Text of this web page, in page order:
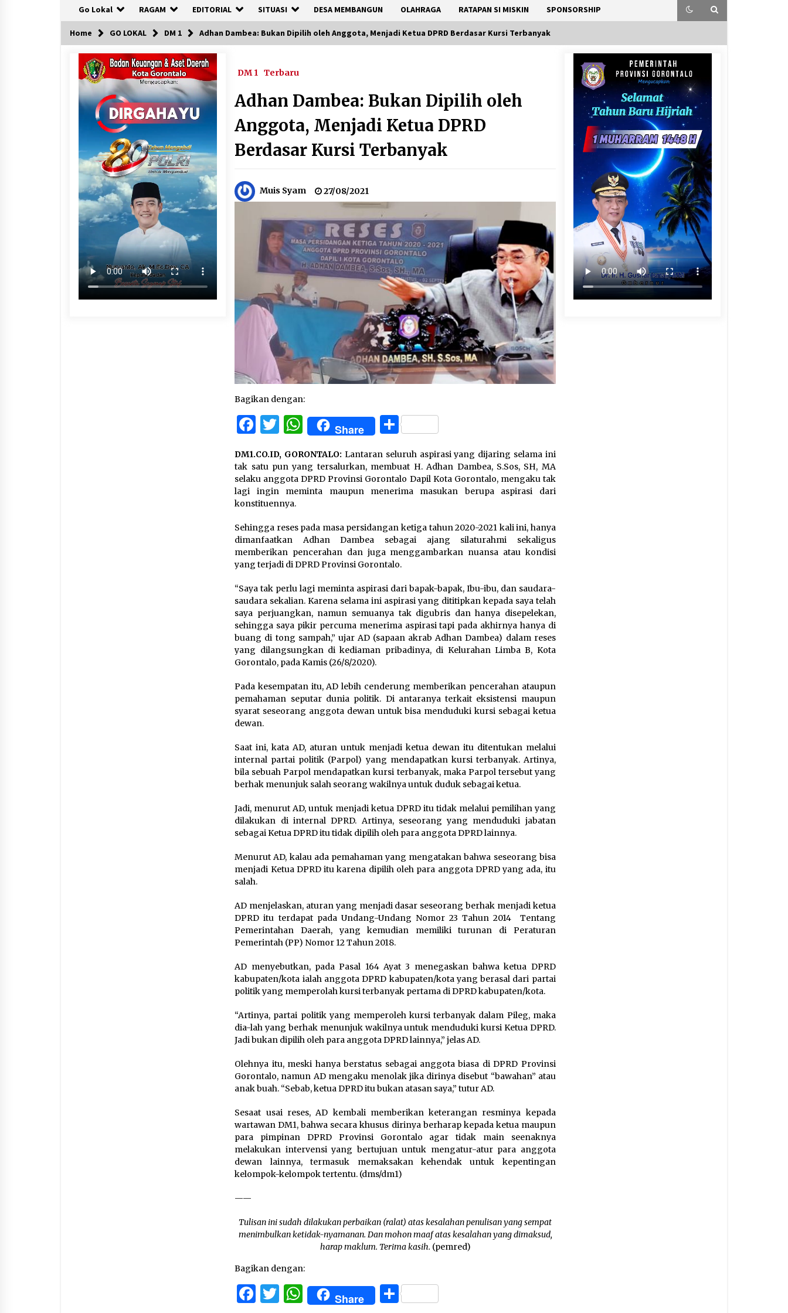
Go Lokal RAGAM EDITORIAL SITUASI DESA MEMBANGUN OLAHRAGA RATAPAN SI MISKIN SPONSORSHIP
Home GO LOKAL DM 1 Adhan Dambea: Bukan Dipilih oleh Anggota, Menjadi Ketua DPRD Berdasar Kursi Terbanyak
DM 1 Terbaru
Adhan Dambea: Bukan Dipilih oleh
Anggota, Menjadi Ketua DPRD
Berdasar Kursi Terbanyak
Muis Syam 27/08/2021
Bagikan dengan:
Facebook
Twitter
WhatsApp
Share Share
DM1.CO.ID, GORONTALO: Lantaran seluruh aspirasi yang dijaring selama ini
tak satu pun yang tersalurkan, membuat H. Adhan Dambea, S.Sos, SH, MA
selaku anggota DPRD Provinsi Gorontalo Dapil Kota Gorontalo, mengaku tak
lagi ingin meminta maupun menerima masukan berupa aspirasi dari
konstituennya.
Sehingga reses pada masa persidangan ketiga tahun 2020-2021 kali ini, hanya
dimanfaatkan Adhan Dambea sebagai ajang silaturahmi sekaligus
memberikan pencerahan dan juga menggambarkan nuansa atau kondisi
yang terjadi di DPRD Provinsi Gorontalo.
“Saya tak perlu lagi meminta aspirasi dari bapak-bapak, Ibu-ibu, dan saudara-
saudara sekalian. Karena selama ini aspirasi yang dititipkan kepada saya telah
saya perjuangkan, namun semuanya tak digubris dan hanya disepelekan,
sehingga saya pikir percuma menerima aspirasi tapi pada akhirnya hanya di
buang di tong sampah,” ujar AD (sapaan akrab Adhan Dambea) dalam reses
yang dilangsungkan di kediaman pribadinya, di Kelurahan Limba B, Kota
Gorontalo, pada Kamis (26/8/2020).
Pada kesempatan itu, AD lebih cenderung memberikan pencerahan ataupun
pemahaman seputar dunia politik. Di antaranya terkait eksistensi maupun
syarat seseorang anggota dewan untuk bisa menduduki kursi sebagai ketua
dewan.
Saat ini, kata AD, aturan untuk menjadi ketua dewan itu ditentukan melalui
internal partai politik (Parpol) yang mendapatkan kursi terbanyak. Artinya,
bila sebuah Parpol mendapatkan kursi terbanyak, maka Parpol tersebut yang
berhak menunjuk salah seorang wakilnya untuk duduk sebagai ketua.
Jadi, menurut AD, untuk menjadi ketua DPRD itu tidak melalui pemilihan yang
dilakukan di internal DPRD. Artinya, seseorang yang menduduki jabatan
sebagai Ketua DPRD itu tidak dipilih oleh para anggota DPRD lainnya.
Menurut AD, kalau ada pemahaman yang mengatakan bahwa seseorang bisa
menjadi Ketua DPRD itu karena dipilih oleh para anggota DPRD yang ada, itu
salah.
AD menjelaskan, aturan yang menjadi dasar seseorang berhak menjadi ketua
DPRD itu terdapat pada Undang-Undang Nomor 23 Tahun 2014 Tentang
Pemerintahan Daerah, yang kemudian memiliki turunan di Peraturan
Pemerintah (PP) Nomor 12 Tahun 2018.
AD menyebutkan, pada Pasal 164 Ayat 3 menegaskan bahwa ketua DPRD
kabupaten/kota ialah anggota DPRD kabupaten/kota yang berasal dari partai
politik yang memperolah kursi terbanyak pertama di DPRD kabupaten/kota.
“Artinya, partai politik yang memperoleh kursi terbanyak dalam Pileg, maka
dia-lah yang berhak menunjuk wakilnya untuk menduduki kursi Ketua DPRD.
Jadi bukan dipilih oleh para anggota DPRD lainnya,” jelas AD.
Olehnya itu, meski hanya berstatus sebagai anggota biasa di DPRD Provinsi
Gorontalo, namun AD mengaku menolak jika dirinya disebut “bawahan” atau
anak buah. “Sebab, ketua DPRD itu bukan atasan saya,” tutur AD.
Sesaat usai reses, AD kembali memberikan keterangan resminya kepada
wartawan DM1, bahwa secara khusus dirinya berharap kepada ketua maupun
para pimpinan DPRD Provinsi Gorontalo agar tidak main seenaknya
melakukan intervensi yang bertujuan untuk mengatur-atur para anggota
dewan lainnya, termasuk memaksakan kehendak untuk kepentingan
kelompok-kelompok tertentu. (dms/dm1)
——
Tulisan ini sudah dilakukan perbaikan (ralat) atas kesalahan penulisan yang sempat
menimbulkan ketidak-nyamanan. Dan mohon maaf atas kesalahan yang dimaksud,
harap maklum. Terima kasih. (pemred)
Bagikan dengan:
Facebook
Twitter
WhatsApp
Share Share